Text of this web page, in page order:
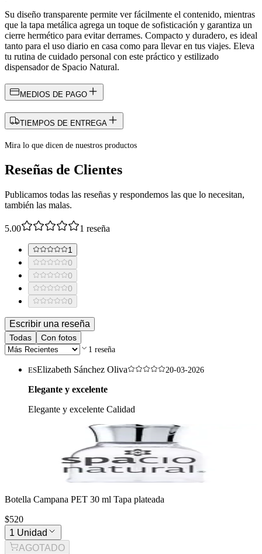
Su diseño transparente permite ver fácilmente el contenido, mientras
que la tapa metálica agrega un toque de sofisticación y garantiza un
cierre hermético para evitar derrames. Compacto y duradero, es ideal
tanto para el uso diario en casa como para llevar en tus viajes. Eleva
tu rutina de cuidado personal con este práctico y estilizado
dispensador de Spacio Natural.
MEDIOS DE PAGO
TIEMPOS DE ENTREGA
Mira lo que dicen de nuestros productos
Reseñas de Clientes
Publicamos todas las reseñas y respondemos las que lo necesitan,
también las malas.
5.00 1 reseña
1
0
0
0
0
Escribir una reseña
Todas Con fotos
1 reseña
ESElizabeth Sánchez Oliva 20-03-2026
Elegante y excelente
Elegante y excelente Calidad
Botella Campana PET 30 ml Tapa plateada
$520
1 Unidad
AGOTADO